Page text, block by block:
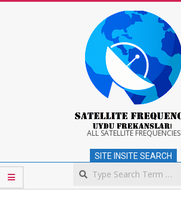
Satellite
Frequency
ALL SATELLITE FREQUENCIES
SITE INSITE SEARCH